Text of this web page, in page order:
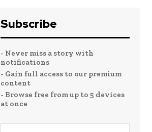
Subscribe
- Never miss a story with
notifications
- Gain full access to our premium
content
- Browse free from up to 5 devices
at once